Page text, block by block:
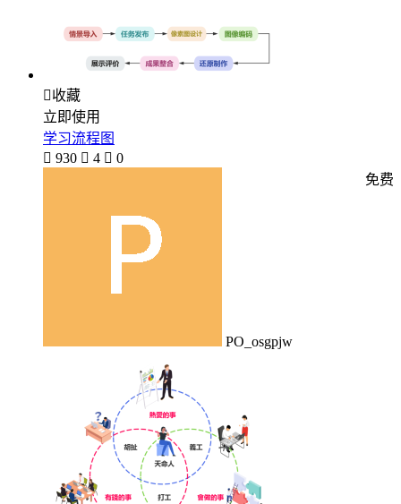
收藏
立即使用
学习流程图
 930  4  0
PO_osgpjw
免费